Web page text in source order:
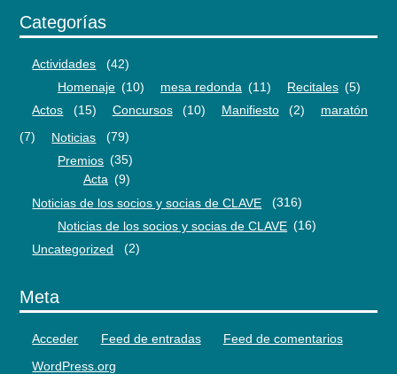
Categorías
Actividades
(42)
Homenaje (10) mesa redonda (11) Recitales (5)
Actos
(15) Concursos (10) Manifiesto (2)
maratón
(7)
Noticias
(79)
Premios (35)
Acta (9)
Noticias de los socios y socias de CLAVE
(316)
Noticias de los socios y socias de CLAVE (16)
Uncategorized
(2)
Meta
Acceder Feed de entradas
Feed de comentarios
WordPress.org